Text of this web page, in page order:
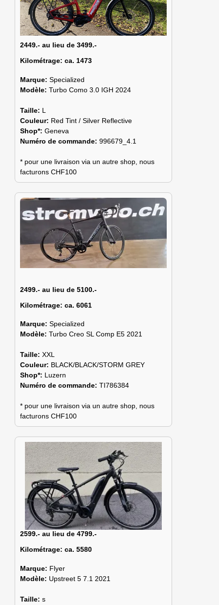
2449.- au lieu de 3499.-
Kilométrage: ca. 1473
Marque: Specialized
Modèle: Turbo Como 3.0 IGH 2024
Taille: L
Couleur: Red Tint / Silver Reflective
Shop*: Geneva
Numéro de commande: 996679_4.1
* pour une livraison via un autre shop, nous
facturons CHF100
2499.- au lieu de 5100.-
Kilométrage: ca. 6061
Marque: Specialized
Modèle: Turbo Creo SL Comp E5 2021
Taille: XXL
Couleur: BLACK/BLACK/STORM GREY
Shop*: Luzern
Numéro de commande: TI786384
* pour une livraison via un autre shop, nous
facturons CHF100
2599.- au lieu de 4799.-
Kilométrage: ca. 5580
Marque: Flyer
Modèle: Upstreet 5 7.1 2021
Taille: s